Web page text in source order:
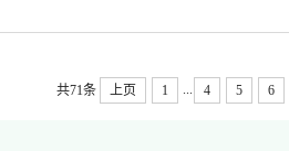
共71条 上页 1 4 5 6